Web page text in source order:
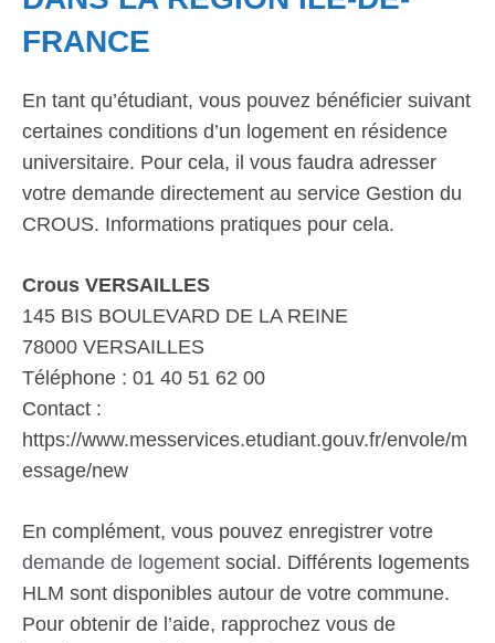
FRANCE
En tant qu’étudiant, vous pouvez bénéficier suivant
certaines conditions d’un logement en résidence
universitaire. Pour cela, il vous faudra adresser
votre demande directement au service Gestion du
CROUS. Informations pratiques pour cela.
Crous VERSAILLES
145 BIS BOULEVARD DE LA REINE
78000 VERSAILLES
Téléphone : 01 40 51 62 00
Contact :
https://www.messervices.etudiant.gouv.fr/envole/m
essage/new
En complément, vous pouvez enregistrer votre
demande de logement social. Différents logements
HLM sont disponibles autour de votre commune.
Pour obtenir de l’aide, rapprochez vous de